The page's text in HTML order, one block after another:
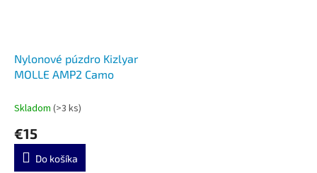
Nylonové púzdro Kizlyar
MOLLE AMP2 Camo
Skladom (>3 ks)
€15
Do košíka